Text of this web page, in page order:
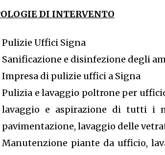
DI INTERVENTO
Pulizie Uffici Signa
Sanificazione e disinfezione degli
Impresa di pulizie uffici a Signa
Pulizia e lavaggio poltrone per
lavaggio e aspirazione di tutti i
pavimentazione, lavaggio delle
Manutenzione piante da ufficio,